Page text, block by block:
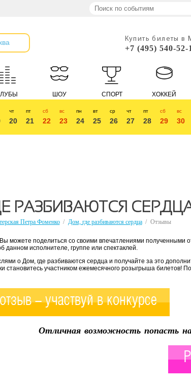
Купить билеты в
+7 (495) 540-52-
ШОУ СПОРТ ХОККЕЙ
чт
20
пт
21
сб
22
вс
23
пн
24
вт
25
ср
26
чт
27
пт
28
сб
29
вс
30
РАЗБИВАЮТСЯ
Петра Фоменко / Дом, где разбиваются сердца / Отзывы
можете поделиться со своими впечатлениями полученными
данном исполнителе, группе или спектаклей.
о Дом, где разбиваются сердца и получайте за это
становитесь участником ежемесячного розыгрыша билетов!
- участвуй в конкурсе
Отличная возможность попасть